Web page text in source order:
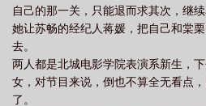
自己的那一关，只能退而求其次，继续
她让苏畅的经纪人蒋媛，把自己和棠
去。
两人都是北城电影学院表演系新生，
女，对节目来说，倒也不算全无看点
了。